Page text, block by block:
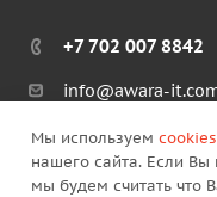
+7 702 007 8842
info@awara-
Мы используем cookies
нашего сайта. Если Вы
мы будем считать что